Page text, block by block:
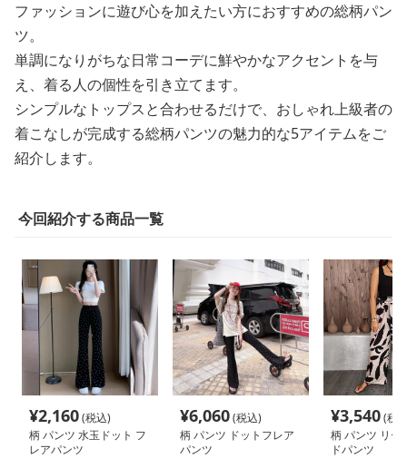
ファッションに遊び心を加えたい方におすすめの総柄パン
ツ。
単調になりがちな日常コーデに鮮やかなアクセントを与
え、着る人の個性を引き立てます。
シンプルなトップスと合わせるだけで、おしゃれ上級者の
着こなしが完成する総柄パンツの魅力的な5アイテムをご
紹介します。
今回紹介する商品一覧
¥2,160(税込)
柄 パンツ 水玉ドット フ
レアパンツ
¥6,060(税込)
柄 パンツ ドットフレア
パンツ
¥3,540(税
柄 パンツ リー
ドパンツ